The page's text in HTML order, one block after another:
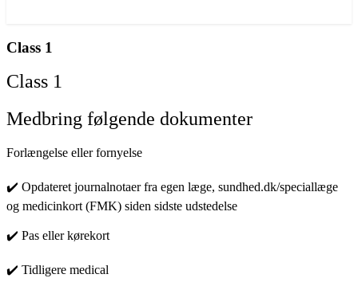
Class 1
Class 1
Medbring følgende dokumenter
Forlængelse eller fornyelse
✔️ Opdateret journalnotaer fra egen læge, sundhed.dk/speciallæge
og medicinkort (FMK) siden sidste udstedelse
✔️ Pas eller kørekort
✔️ Tidligere medical